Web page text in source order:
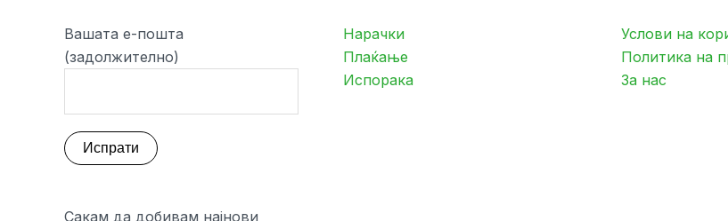
Вашата е-пошта
(задолжително)
Сакам да добивам најнови
Нарачки
Плаќање
Испорака
Услови на
Политика на
За нас